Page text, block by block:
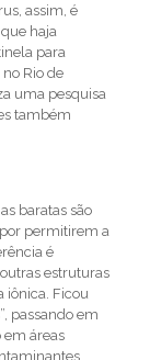
assim, é
haja
para
Rio de
uma pesquisa
também
baratas são
permitirem a
é
estruturas
iônica. Ficou
passando em
em áreas